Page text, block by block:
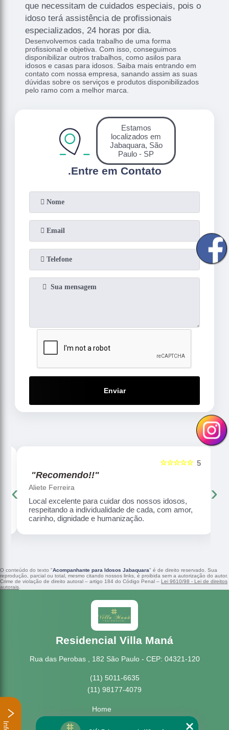
que necessitam de cuidados especiais, pois o
idoso terá assistência de profissionais
especializados, 24 horas por dia.
Desenvolvemos cada trabalho de uma forma
profissional e objetiva. Com isso, conseguimos
disponibilizar outros trabalhos, como asilos para
idosos e casas para idosos. Saiba mais entrando em
contato com nossa empresa, sanando assim as suas
dúvidas sobre os serviços e produtos disponibilizados
pelo ramo com a melhor marca.
.Entre em Contato
Estamos
localizados em
Jabaquara, São
Paulo - SP
Enviar
5
☆☆☆☆☆
"Recomendo!!"
Aliete Ferreira
Local excelente para cuidar dos nossos idosos,
respeitando a individualidade de cada, com amor,
carinho, dignidade e humanização.
‹ ›
O conteúdo do texto "Acompanhante para Idosos Jabaquara" é de direito reservado. Sua
reprodução, parcial ou total, mesmo citando nossos links, é proibida sem a autorização do autor.
Crime de violação de direito autoral – artigo 184 do Código Penal – Lei 9610/98 - Lei de direitos
autorais
Residencial Villa Maná
Rua das Perobas , 182 São Paulo - CEP: 04321-120
(11) 5011-6635
(11) 98177-4079
Home